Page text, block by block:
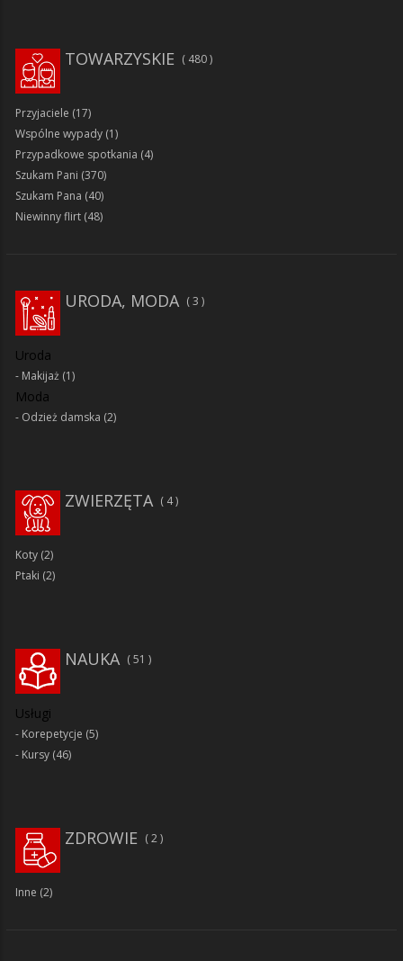
TOWARZYSKIE 480
Przyjaciele (17)
Wspólne wypady (1)
Przypadkowe spotkania (4)
Szukam Pani (370)
Szukam Pana (40)
Niewinny flirt (48)
URODA, MODA 3
Uroda
Makijaż (1)
Moda
Odzież damska (2)
ZWIERZĘTA 4
Koty (2)
Ptaki (2)
51
NAUKA
Usługi
Korepetycje (5)
Kursy (46)
ZDROWIE 2
Inne (2)